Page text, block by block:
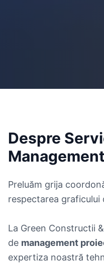
Despre
Preluăm grija
respectarea graficului
La Green Constructii
de management
expertiza noastră